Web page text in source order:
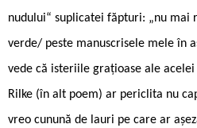
nudului“ suplicatei făpturi: „nu mai
verde/ peste manuscrisele mele în
vede că isteriile grațioase ale acelei
Rilke (în alt poem) ar periclita nu
vreo cunună de lauri pe care ar